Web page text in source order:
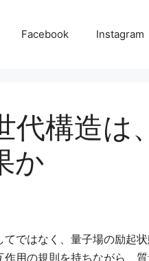
Facebook Instagram
代構造は
か
ではなく、量子場の励起
用の規則を持ちながら、